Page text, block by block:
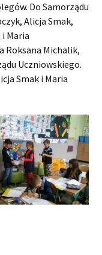
Do Samorządu
Alicja Smak,
Maria
Roksana Michalik,
Uczniowskiego.
Smak i Maria